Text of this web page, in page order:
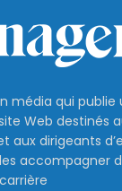
média qui publie
Web destinés
aux dirigeants
accompagner